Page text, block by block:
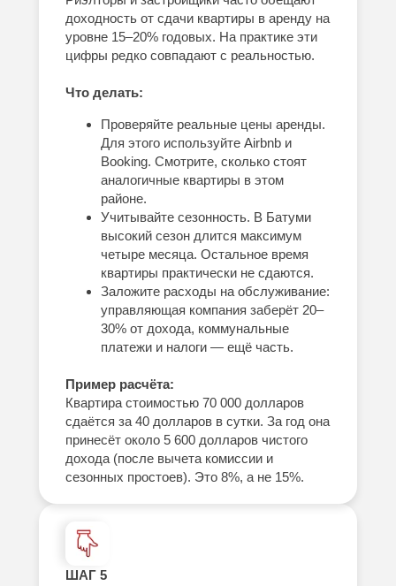
доходность от сдачи квартиры в аренду на
уровне 15–20% годовых. На практике эти
цифры редко совпадают с реальностью.
Что делать:
Проверяйте реальные цены аренды.
Для этого используйте Airbnb и
Booking. Смотрите, сколько стоят
аналогичные квартиры в этом
районе.
Учитывайте сезонность. В Батуми
высокий сезон длится максимум
четыре месяца. Остальное время
квартиры практически не сдаются.
Заложите расходы на обслуживание:
управляющая компания заберёт 20–
30% от дохода, коммунальные
платежи и налоги — ещё часть.
Пример расчёта:
Квартира стоимостью 70 000 долларов
сдаётся за 40 долларов в сутки. За год она
принесёт около 5 600 долларов чистого
дохода (после вычета комиссии и
сезонных простоев). Это 8%, а не 15%.
ШАГ 5